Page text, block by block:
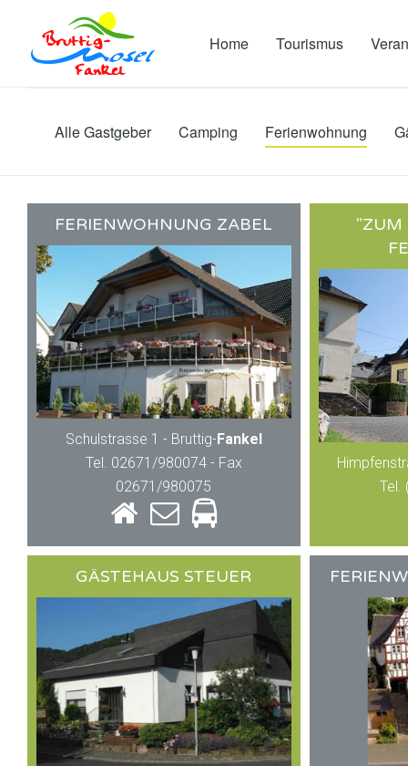
Home Tourismus
Alle Gastgeber Camping Ferienwohnung
FERIENWOHNUNG ZABEL
Schulstrasse 1 - Bruttig-Fankel
Tel. 02671/980074 - Fax
02671/980075
"ZUM
Tel.
GÄSTEHAUS STEUER